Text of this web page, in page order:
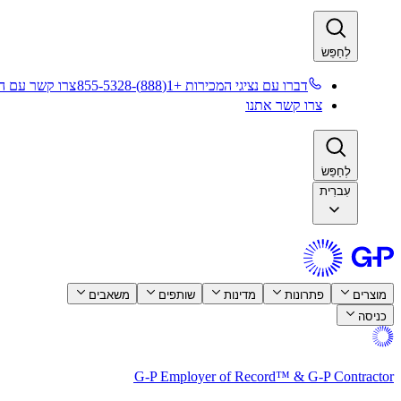
לְחַפֵּשׂ​​
דברו עם נציגי המכירות +1(888)-855-5328​​
צרו קשר עם
צרו קשר אתנו​​
לְחַפֵּשׂ​​
עִברִית
מוצרים​​ פתרונות​​ מדינות​​ שותפים​​
משאבים​​
כניסה​​
G-P Employer of Record™ & G-P Contractor​​